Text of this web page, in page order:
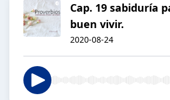
Cap. 19 sabiduría
buen vivir.
2020-08-24